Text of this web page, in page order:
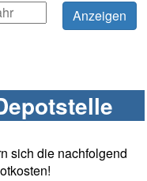
sich die nachfolgend